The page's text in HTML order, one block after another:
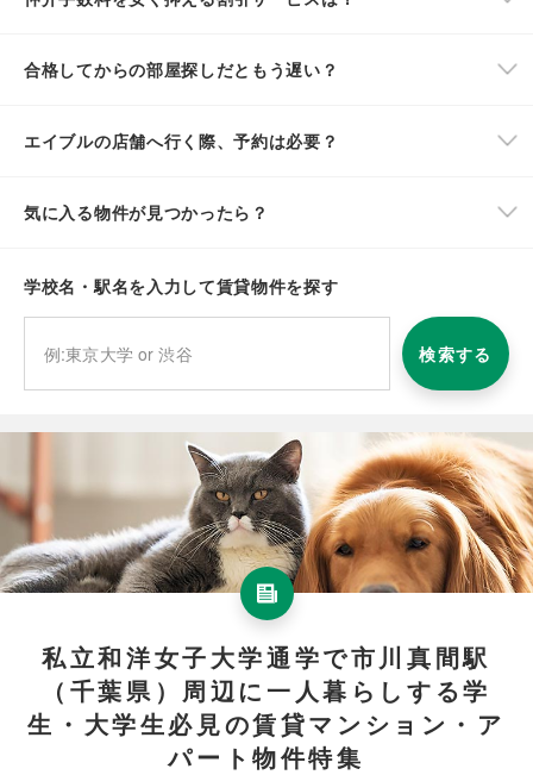
合格してからの部屋探しだともう遅い？
エイブルの店舗へ行く際、予約は必要？
気に入る物件が見つかったら？
学校名・駅名を入力して賃貸物件を探す
検索する
私立和洋女子大学通学で市川真間駅
（千葉県）周辺に一人暮らしする学
生・大学生必見の賃貸マンション・ア
パート物件特集